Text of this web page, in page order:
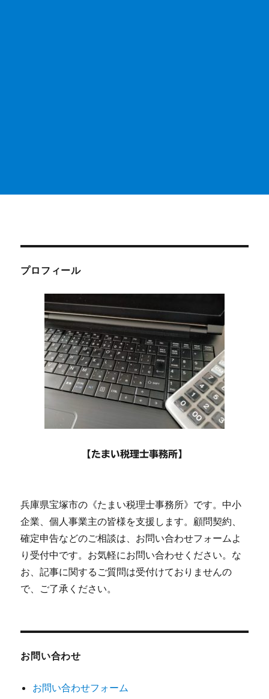
プロフィール
【たまい税理士事務所】
兵庫県宝塚市の《たまい税理士事務所》です。中小
企業、個人事業主の皆様を支援します。顧問契約、
確定申告などのご相談は、お問い合わせフォームよ
り受付中です。お気軽にお問い合わせください。な
お、記事に関するご質問は受付けておりませんの
で、ご了承ください。
お問い合わせ
お問い合わせフォーム